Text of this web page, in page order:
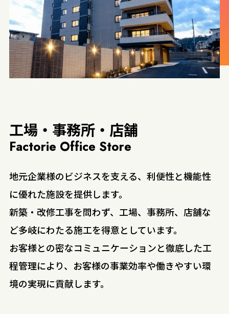
工場・事務所・店舗
Factorie Office Store
地元企業様のビジネスを支える、利便性と機能性
に優れた施設を提供します。
新築・改修工事を問わず、工場、事務所、店舗な
ど多岐にわたる施工を得意としています。
お客様との密なコミュニケーションと徹底した工
程管理により、お客様の事業効率や働きやすい環
境の実現に貢献します。